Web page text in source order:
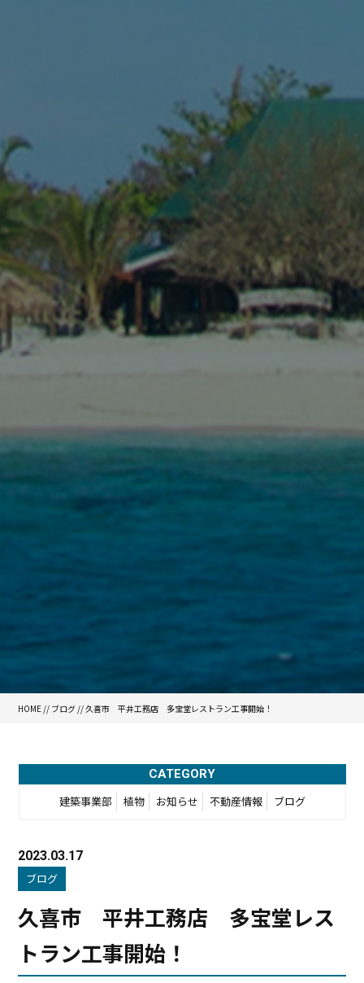
HOME // ブログ // 久喜市 平井工務店 多宝堂レストラン工事開始！
CATEGORY
建築事業部 植物 お知らせ 不動産情報 ブログ
2023.03.17
ブログ
久喜市 平井工務店 多宝堂レス
トラン工事開始！